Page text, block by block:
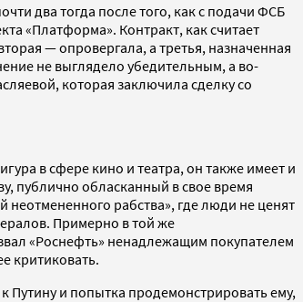
два тогда после того, как с подачи ФСБ
«Платформа». Контракт, как считает
— опровергала, а третья, назначенная
не выглядело убедительным, а во-
которая заключила сделку со
в сфере кино и театра, он также имеет и
публично обласканный в свое время
рабства», где люди не ценят
Примерно в той же
«Роснефть» ненадлежащим покупателем
критиковать.
и попытка продемонстрировать ему,